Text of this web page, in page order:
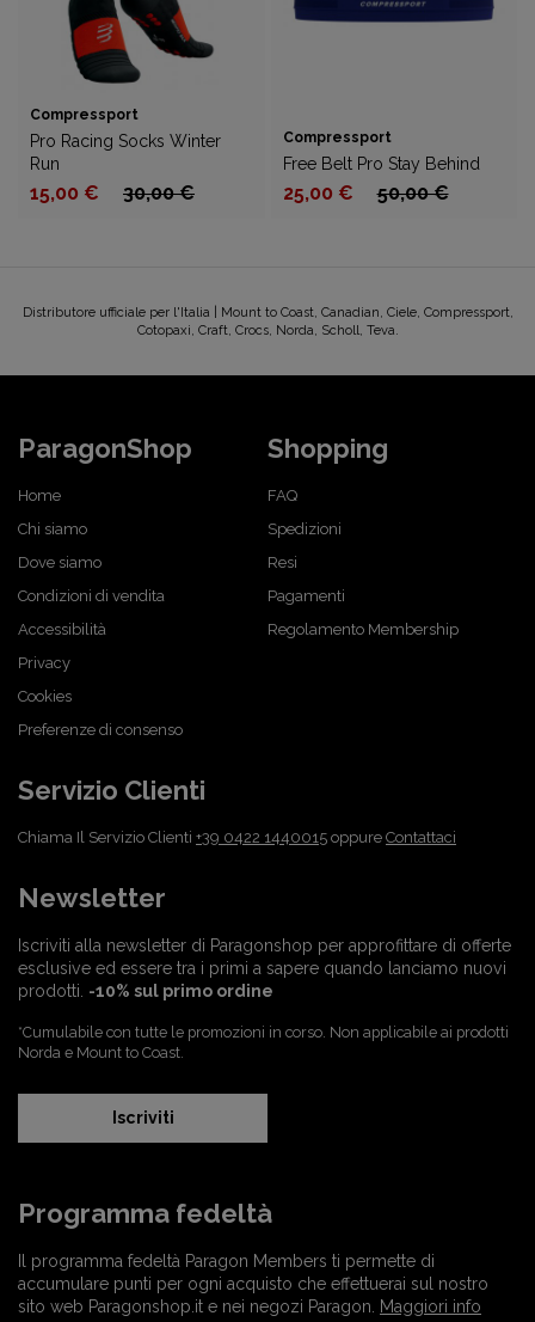
Compressport
Pro Racing Socks Winter
Run
15,00 € 30,00 €
Compressport
Free Belt Pro Stay Behind
25,00 € 50,00 €
Distributore ufficiale per l'Italia | Mount to Coast, Canadian, Ciele, Compressport,
Cotopaxi, Craft, Crocs, Norda, Scholl, Teva.
ParagonShop
Home
Chi siamo
Dove siamo
Condizioni di vendita
Accessibilità
Privacy
Cookies
Preferenze di consenso
Shopping
FAQ
Spedizioni
Resi
Pagamenti
Regolamento Membership
Servizio Clienti
Chiama Il Servizio Clienti +39 0422 1440015 oppure Contattaci
Newsletter
Iscriviti alla newsletter di Paragonshop per approfittare di offerte
esclusive ed essere tra i primi a sapere quando lanciamo nuovi
prodotti. -10% sul primo ordine
*Cumulabile con tutte le promozioni in corso. Non applicabile ai prodotti
Norda e Mount to Coast.
Iscriviti
Programma fedeltà
Il programma fedeltà Paragon Members ti permette di
accumulare punti per ogni acquisto che effettuerai sul nostro
sito web Paragonshop.it e nei negozi Paragon.
Maggiori info